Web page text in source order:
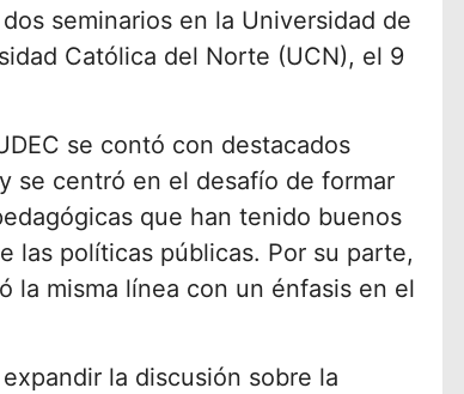
seminarios en la Universidad de
Católica del Norte (UCN), el 9
se contó con destacados
se centró en el desafío de formar
que han tenido buenos
las políticas públicas. Por su parte,
la misma línea con un énfasis en el
la discusión sobre la